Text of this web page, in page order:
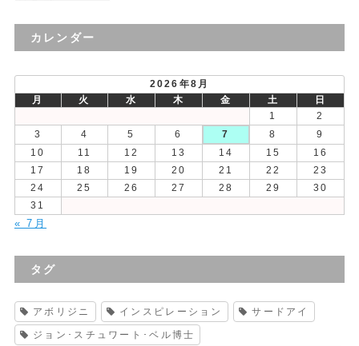
の
カレンダー
2026年8月
月
火 水 木 金 土
日
1
2
3
4 5 6 7 8
9
10
11 12 13 14 15
16
17
18 19 20 21 22
23
24
25 26 27 28 29
30
31
« 7月
タグ
アボリジニ インスピレーション サードアイ
ジョン･スチュワート･ベル博士